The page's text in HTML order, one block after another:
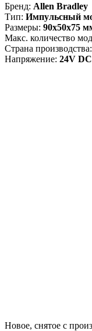
Бренд: Allen Bradley
Тип: Импульсный
Размеры: 90x50x75
Макс. количество
Страна производства:
Напряжение: 24V DC
Новое, снятое с